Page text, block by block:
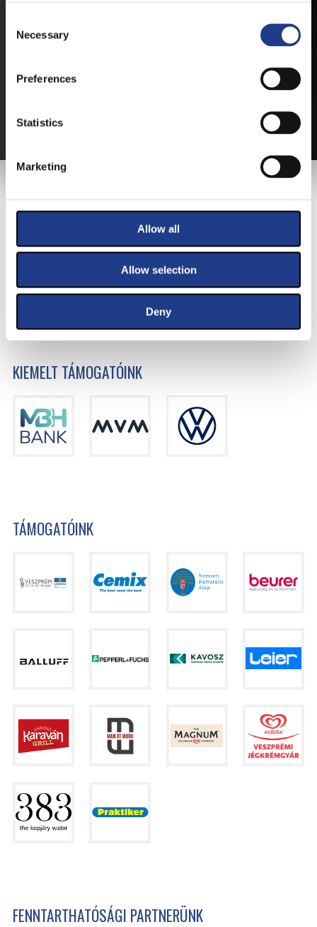
Necessary
Preferences
Statistics
Marketing
Allow all
Allow selection
Deny
ONLINE!
VÁLTSA MEG JEGYÉT ONLINE, BANKKÁRTYÁS
KIEMELT TÁMOGATÓINK
TÁMOGATÓINK
FENNTARTHATÓSÁGI PARTNERÜNK